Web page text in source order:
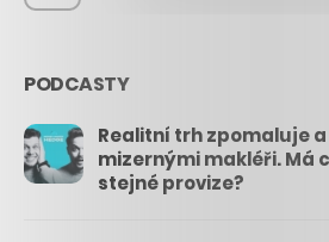
PODCASTY
Realitní trh zpomaluje
mizernými makléři. Má
stejné provize?